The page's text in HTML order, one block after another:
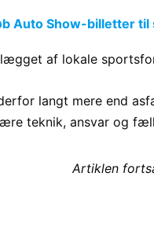
Auto Show-billetter
af lokale
langt mere end
teknik, ansvar og
Artiklen